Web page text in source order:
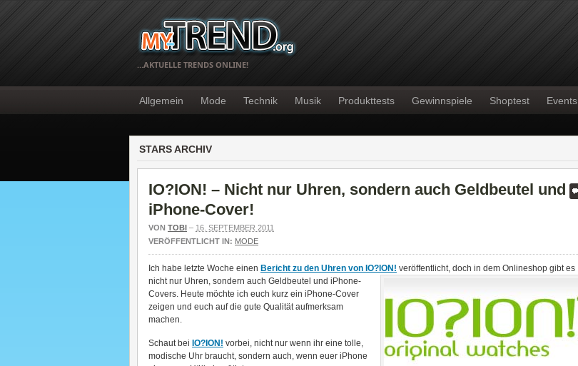
…AKTUELLE TRENDS ONLINE!
Allgemein Mode Technik Musik Produkttests Gewinnspiele Shoptest Events
STARS ARCHIV
IO?ION! – Nicht nur Uhren, sondern auch Geldbeutel und
iPhone-Cover!
VON TOBI – 16. SEPTEMBER 2011
VERÖFFENTLICHT IN: MODE
Ich habe letzte Woche einen Bericht zu den Uhren von IO?ION! veröffentlicht, doch in dem Onlineshop gibt es
nicht nur Uhren, sondern auch Geldbeutel und iPhone-
Covers. Heute möchte ich euch kurz ein iPhone-Cover
zeigen und euch auf die gute Qualität aufmerksam
machen.
Schaut bei IO?ION! vorbei, nicht nur wenn ihr eine tolle,
modische Uhr braucht, sondern auch, wenn euer iPhone